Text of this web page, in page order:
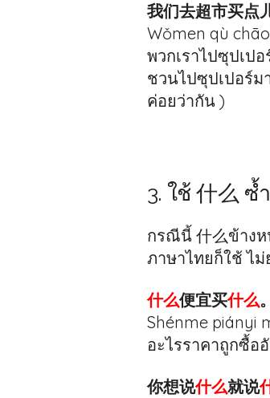
我们去超市买点
Wǒmen qù
พวกเราไปซุปเป
ชวนไปซุปเปอร์ม
ค่อยว่ากัน )
3. ใช้ 什么 ซ้
กรณีนี้ 什么ข้างห
ภาษาไทยก็ใช้ ไม่
什么便宜买什么。
Shénme piányi
อะไรราคาถูกซื้อ
你想说什么就说